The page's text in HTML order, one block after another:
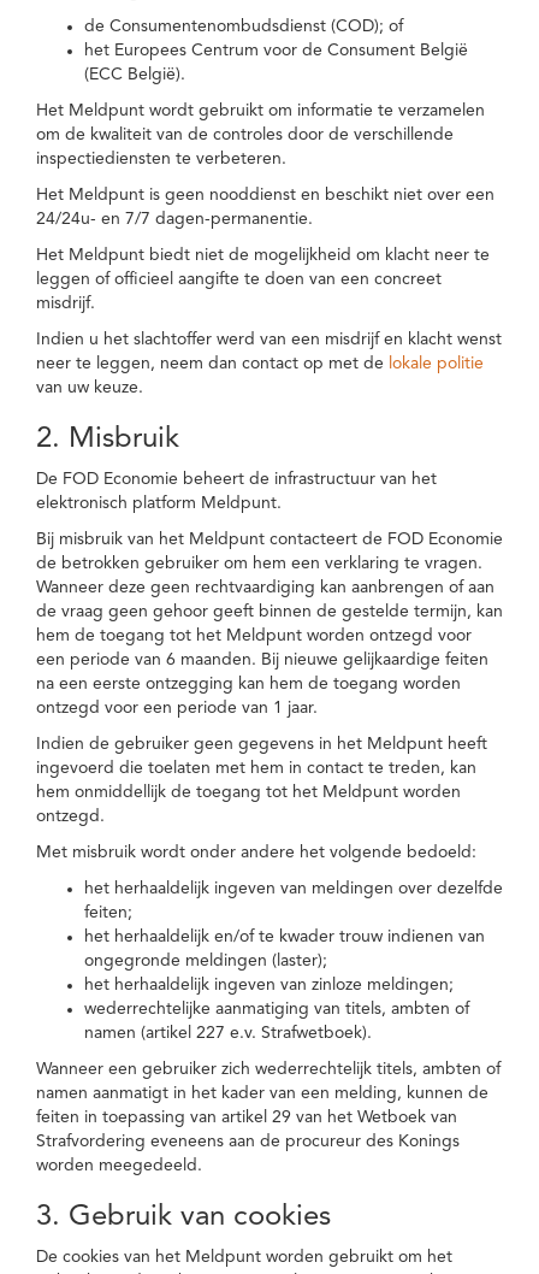
de Consumentenombudsdienst (COD); of
het Europees Centrum voor de Consument België
(ECC België).
Het Meldpunt wordt gebruikt om informatie te verzamelen
om de kwaliteit van de controles door de verschillende
inspectiediensten te verbeteren.
Het Meldpunt is geen nooddienst en beschikt niet over een
24/24u- en 7/7 dagen-permanentie.
Het Meldpunt biedt niet de mogelijkheid om klacht neer te
leggen of officieel aangifte te doen van een concreet
misdrijf.
Indien u het slachtoffer werd van een misdrijf en klacht wenst
neer te leggen, neem dan contact op met de lokale politie
van uw keuze.
2. Misbruik
De FOD Economie beheert de infrastructuur van het
elektronisch platform Meldpunt.
Bij misbruik van het Meldpunt contacteert de FOD Economie
de betrokken gebruiker om hem een verklaring te vragen.
Wanneer deze geen rechtvaardiging kan aanbrengen of aan
de vraag geen gehoor geeft binnen de gestelde termijn, kan
hem de toegang tot het Meldpunt worden ontzegd voor
een periode van 6 maanden. Bij nieuwe gelijkaardige feiten
na een eerste ontzegging kan hem de toegang worden
ontzegd voor een periode van 1 jaar.
Indien de gebruiker geen gegevens in het Meldpunt heeft
ingevoerd die toelaten met hem in contact te treden, kan
hem onmiddellijk de toegang tot het Meldpunt worden
ontzegd.
Met misbruik wordt onder andere het volgende bedoeld:
het herhaaldelijk ingeven van meldingen over dezelfde
feiten;
het herhaaldelijk en/of te kwader trouw indienen van
ongegronde meldingen (laster);
het herhaaldelijk ingeven van zinloze meldingen;
wederrechtelijke aanmatiging van titels, ambten of
namen (artikel 227 e.v. Strafwetboek).
Wanneer een gebruiker zich wederrechtelijk titels, ambten of
namen aanmatigt in het kader van een melding, kunnen de
feiten in toepassing van artikel 29 van het Wetboek van
Strafvordering eveneens aan de procureur des Konings
worden meegedeeld.
3. Gebruik van cookies
De cookies van het Meldpunt worden gebruikt om het